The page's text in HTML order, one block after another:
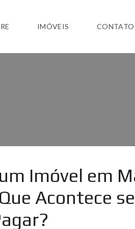
IMÓVEIS CONTATO
Imóvel em
Acontece